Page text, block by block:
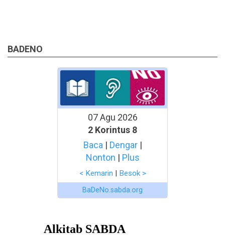
BADENO
07 Agu 2026
2 Korintus 8
Baca | Dengar|
Nonton | Plus
< Kemarin | Besok >
BaDeNo.sabda.org